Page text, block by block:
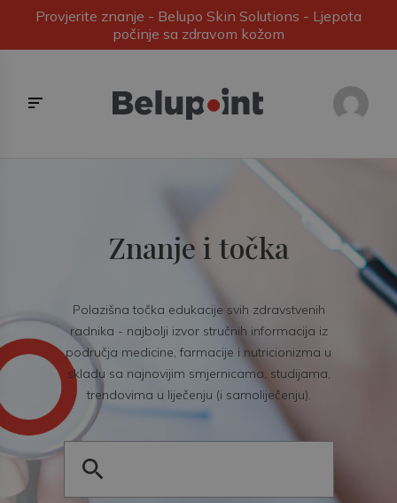
Provjerite znanje - Belupo Skin Solutions - Ljepota
počinje sa zdravom kožom
Znanje i točka
Polazišna točka edukacije svih zdravstvenih
radnika - najbolji izvor stručnih informacija iz
područja medicine, farmacije i nutricionizma u
skladu sa najnovijim smjernicama, studijama,
trendovima u liječenju (i samoliječenju).